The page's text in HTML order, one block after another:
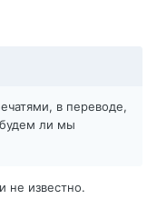
в переводе,
будем ли мы
не известно.